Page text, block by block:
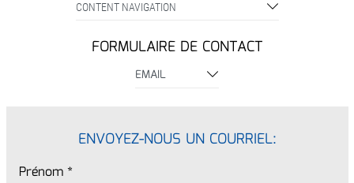
CONTENT NAVIGATION
FORMULAIRE DE CONTACT
EMAIL
ENVOYEZ-NOUS UN COURRIEL:
Prénom *